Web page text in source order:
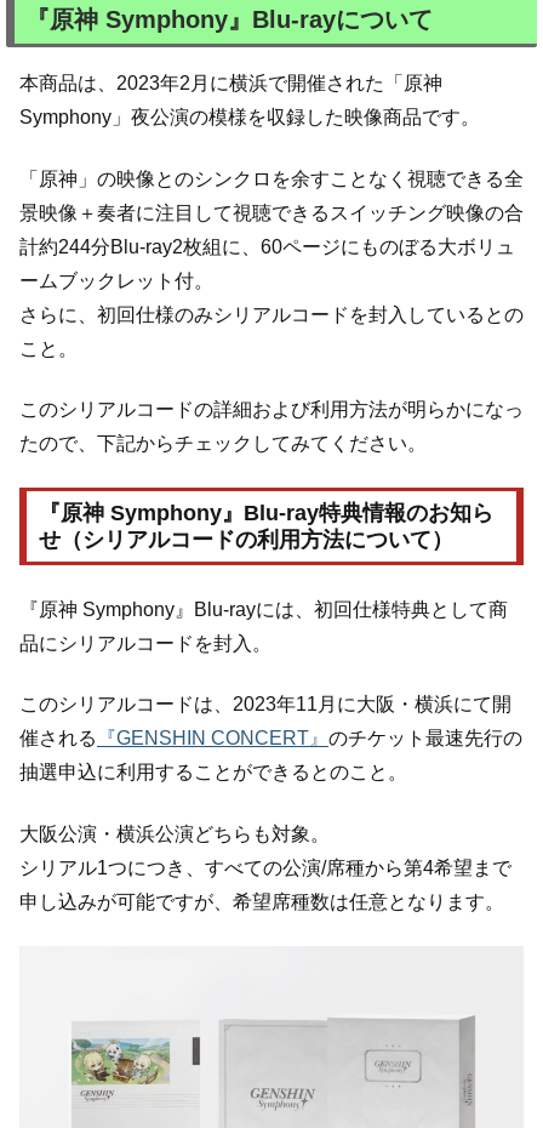
『原神 Symphony』Blu-rayについて
本商品は、2023年2月に横浜で開催された「原神
Symphony」夜公演の模様を収録した映像商品です。
「原神」の映像とのシンクロを余すことなく視聴できる全
景映像＋奏者に注目して視聴できるスイッチング映像の合
計約244分Blu-ray2枚組に、60ページにものぼる大ボリュ
ームブックレット付。
さらに、初回仕様のみシリアルコードを封入しているとの
こと。
このシリアルコードの詳細および利用方法が明らかになっ
たので、下記からチェックしてみてください。
『原神 Symphony』Blu-ray特典情報のお知ら
せ（シリアルコードの利用方法について）
『原神 Symphony』Blu-rayには、初回仕様特典として商
品にシリアルコードを封入。
このシリアルコードは、2023年11月に大阪・横浜にて開
催される
『GENSHIN CONCERT』 のチケット最速先行の
抽選申込に利用することができるとのこと。
大阪公演・横浜公演どちらも対象。
シリアル1つにつき、すべての公演/席種から第4希望まで
申し込みが可能ですが、希望席種数は任意となります。